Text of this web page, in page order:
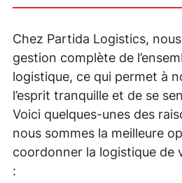
Chez Partida Logistics,
gestion complète de
logistique, ce qui permet à
l’esprit tranquille et de se
Voici quelques-unes des
nous sommes la meilleure
coordonner la logistique de
: